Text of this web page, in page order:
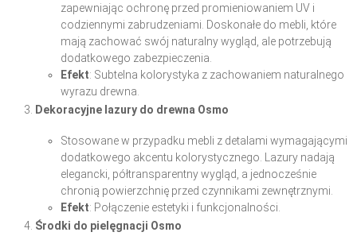
zapewniając ochronę przed promieniowaniem UV i
codziennymi zabrudzeniami. Doskonałe do mebli, które
mają zachować swój naturalny wygląd, ale potrzebują
dodatkowego zabezpieczenia.
Efekt: Subtelna kolorystyka z zachowaniem naturalnego
wyrazu drewna.
Dekoracyjne lazury do drewna Osmo
Stosowane w przypadku mebli z detalami wymagającymi
dodatkowego akcentu kolorystycznego. Lazury nadają
elegancki, półtransparentny wygląd, a jednocześnie
chronią powierzchnię przed czynnikami zewnętrznymi.
Efekt: Połączenie estetyki i funkcjonalności.
Środki do pielęgnacji Osmo